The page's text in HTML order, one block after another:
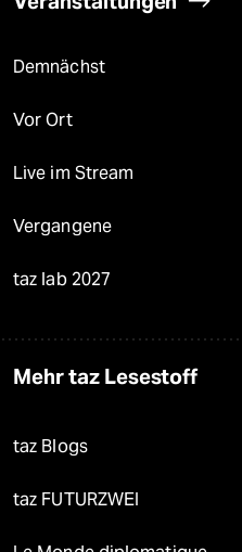
Demnächst
Vor Ort
Live im Stream
Vergangene
taz lab 2027
Mehr taz Lesestoff
taz Blogs
taz FUTURZWEI